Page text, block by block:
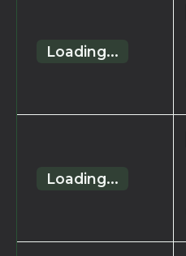
Loading...
Loading...